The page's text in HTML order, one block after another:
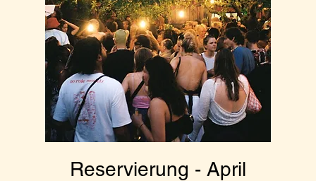
Reservierung - April